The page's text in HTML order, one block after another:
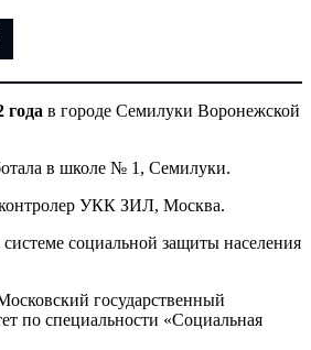
года в городе Семилуки Воронежской
в школе № 1, Семилуки.
УКК ЗИЛ, Москва.
системе социальной защиты населения
государственный
по специальности «Социальная